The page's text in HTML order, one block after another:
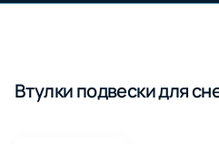
Втулки подвески для